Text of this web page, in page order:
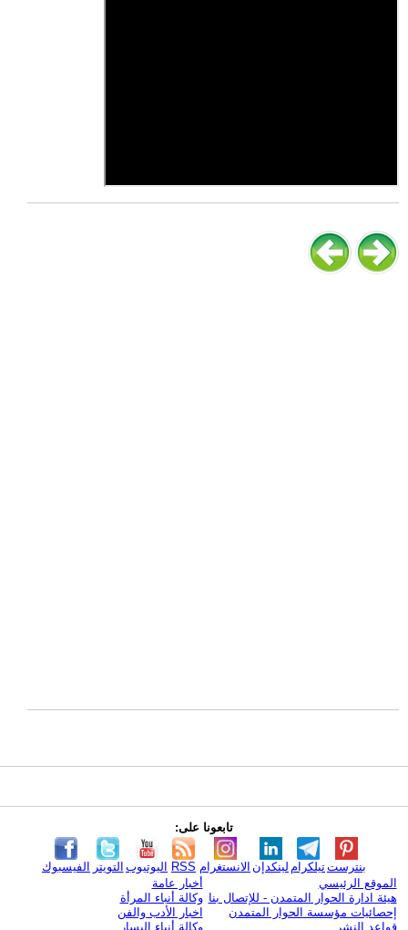
تابعونا على:
الفيسبوك التويتر اليوتيوب RSS الانستغرام لينكدإن تيلكرامبنترست
الموقع الرئيسي
هيئة ادارة الحوار المتمدن - للإتصال بنا
إحصائيات مؤسسة الحوار المتمدن
قواعد النشر
أخبار عامة
وكالة أنباء المرأة
اخبار الأدب والفن
وكالة أنباء اليسار